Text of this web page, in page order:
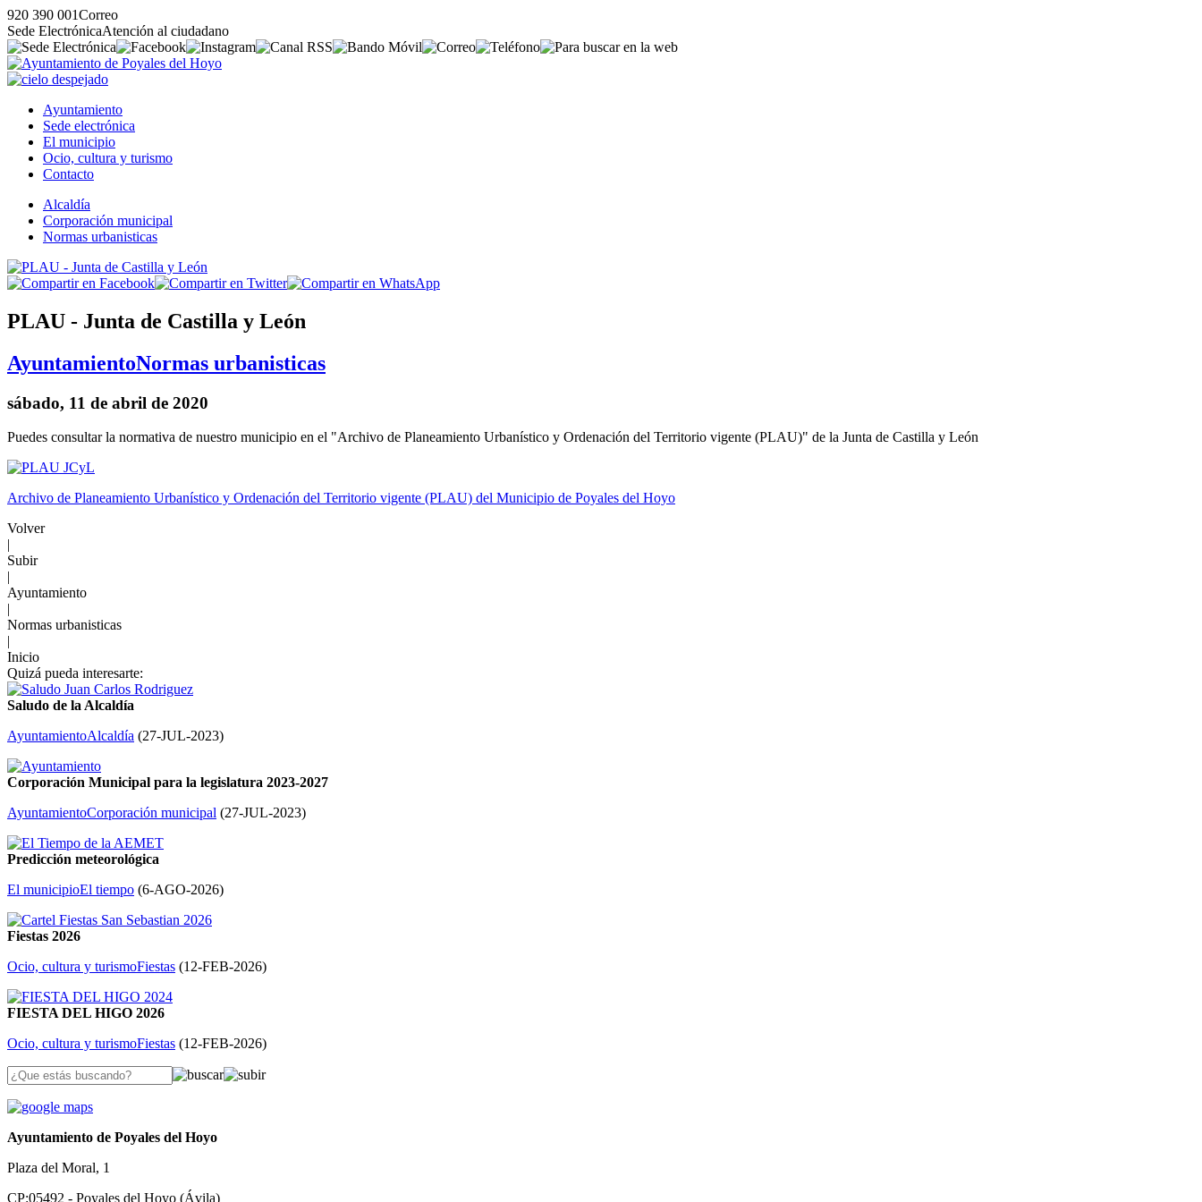
920 390 001Correo
Sede ElectrónicaAtención al ciudadano
Ayuntamiento
Sede electrónica
El municipio
Ocio, cultura y turismo
Contacto
Alcaldía
Corporación municipal
Normas urbanisticas
PLAU - Junta de Castilla y León
AyuntamientoNormas urbanisticas
sábado, 11 de abril de 2020
Puedes consultar la normativa de nuestro municipio en el "Archivo de Planeamiento Urbanístico y Ordenación del Territorio vigente (PLAU)" de la Junta de Castilla y León
Archivo de Planeamiento Urbanístico y Ordenación del Territorio vigente (PLAU) del Municipio de Poyales del Hoyo
Volver
|
Subir
|
Ayuntamiento
|
Normas urbanisticas
|
Inicio
Quizá pueda interesarte:
Saludo de la Alcaldía
AyuntamientoAlcaldía (27-JUL-2023)
Corporación Municipal para la legislatura 2023-2027
AyuntamientoCorporación municipal (27-JUL-2023)
Predicción meteorológica
El municipioEl tiempo (6-AGO-2026)
Fiestas 2026
Ocio, cultura y turismoFiestas (12-FEB-2026)
FIESTA DEL HIGO 2026
Ocio, cultura y turismoFiestas (12-FEB-2026)
Ayuntamiento de Poyales del Hoyo
Plaza del Moral, 1
CP:05492 - Poyales del Hoyo (Ávila)